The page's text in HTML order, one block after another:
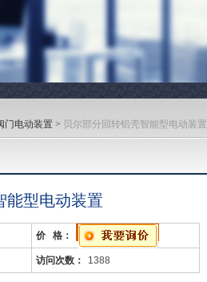
门电动装置 > 贝尔部分回转铝壳智能型电动装置
能型电动装置
价 格：
访问次数： 1388